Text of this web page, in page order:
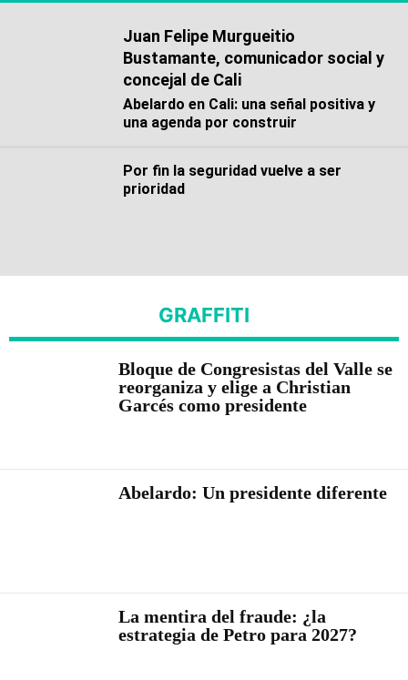
Juan Felipe Murgueitio
Bustamante, comunicador social y
concejal de Cali
Abelardo en Cali: una señal positiva y
una agenda por construir
Por fin la seguridad vuelve a ser
prioridad
GRAFFITI
Bloque de Congresistas del Valle se
reorganiza y elige a Christian
Garcés como presidente
Abelardo: Un presidente diferente
La mentira del fraude: ¿la
estrategia de Petro para 2027?